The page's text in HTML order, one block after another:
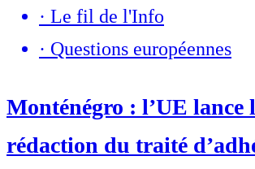
· Le fil de l'Info
· Questions européennes
Monténégro : l’UE lance
rédaction du traité